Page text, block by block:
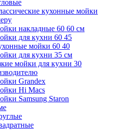
кухонные мойки
накладные 60 60 см
для кухни 60 45
мойки 60 40
для кухни 35 см
мойки для кухни 30
Grandex
Hi Macs
Samsung Staron